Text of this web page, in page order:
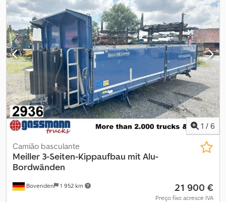
1 / 6
Bovenden 1 952 km
Camião basculante
Meiller 3-Seiten-Kippaufbau mit Alu-
Bordwänden
21 900 €
Preço fixo acresce IVA